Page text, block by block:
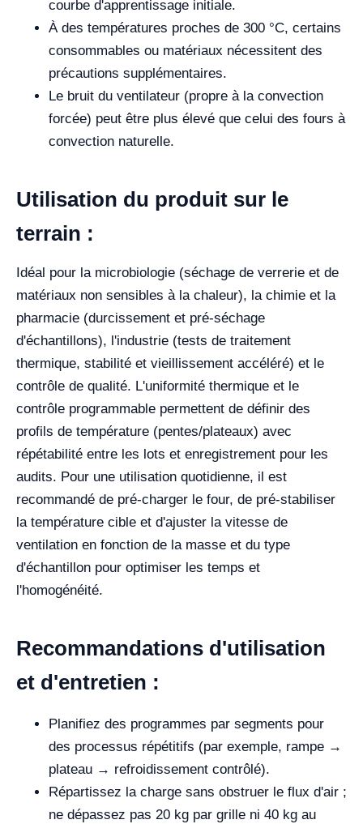
courbe d'apprentissage initiale.
À des températures proches de 300 °C, certains
consommables ou matériaux nécessitent des
précautions supplémentaires.
Le bruit du ventilateur (propre à la convection
forcée) peut être plus élevé que celui des fours à
convection naturelle.
Utilisation du produit sur le
terrain :
Idéal pour la microbiologie (séchage de verrerie et de
matériaux non sensibles à la chaleur), la chimie et la
pharmacie (durcissement et pré-séchage
d'échantillons), l'industrie (tests de traitement
thermique, stabilité et vieillissement accéléré) et le
contrôle de qualité. L'uniformité thermique et le
contrôle programmable permettent de définir des
profils de température (pentes/plateaux) avec
répétabilité entre les lots et enregistrement pour les
audits. Pour une utilisation quotidienne, il est
recommandé de pré-charger le four, de pré-stabiliser
la température cible et d'ajuster la vitesse de
ventilation en fonction de la masse et du type
d'échantillon pour optimiser les temps et
l'homogénéité.
Recommandations d'utilisation
et d'entretien :
Planifiez des programmes par segments pour
des processus répétitifs (par exemple, rampe →
plateau → refroidissement contrôlé).
Répartissez la charge sans obstruer le flux d'air ;
ne dépassez pas 20 kg par grille ni 40 kg au